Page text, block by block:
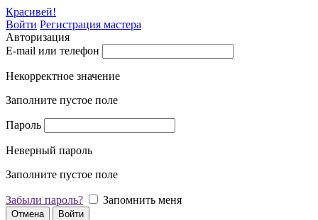
Красивей!
Войти Регистрация мастера
Авторизация
E-mail или телефон
Некорректное значение
Заполните пустое поле
Пароль
Неверный пароль
Заполните пустое поле
Забыли пароль? Запомнить меня
Отмена Войти